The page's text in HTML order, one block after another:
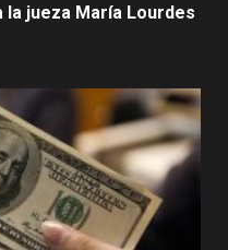
jueza María Lourdes